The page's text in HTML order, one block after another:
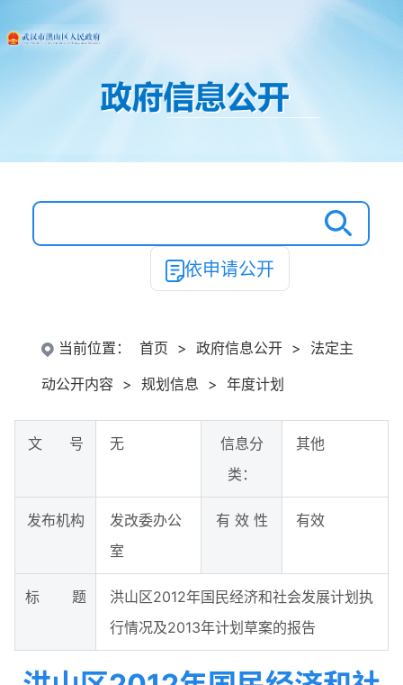
依申请公开
当前位置： 首页 > 政府信息公开 >
法定主
动公开内容 > 规划信息 > 年度计划
文 号 无
信息分
类：
其他
发布机构
发改委办公
室
有 效 性 有效
标 题
洪山区2012年国民经济和社会发展计划执
行情况及2013年计划草案的报告